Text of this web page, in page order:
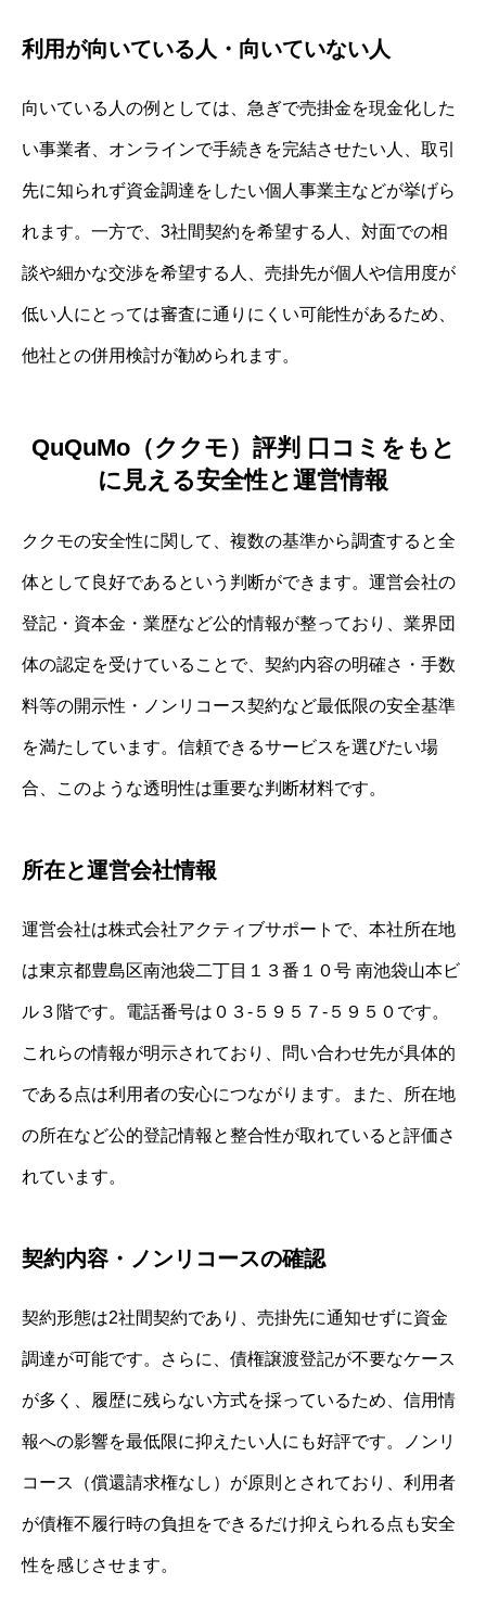
利用が向いている人・向いていない人
向いている人の例としては、急ぎで売掛金を現金化した
い事業者、オンラインで手続きを完結させたい人、取引
先に知られず資金調達をしたい個人事業主などが挙げら
れます。一方で、3社間契約を希望する人、対面での相
談や細かな交渉を希望する人、売掛先が個人や信用度が
低い人にとっては審査に通りにくい可能性があるため、
他社との併用検討が勧められます。
QuQuMo（ククモ）評判 口コミをもと
に見える安全性と運営情報
ククモの安全性に関して、複数の基準から調査すると全
体として良好であるという判断ができます。運営会社の
登記・資本金・業歴など公的情報が整っており、業界団
体の認定を受けていることで、契約内容の明確さ・手数
料等の開示性・ノンリコース契約など最低限の安全基準
を満たしています。信頼できるサービスを選びたい場
合、このような透明性は重要な判断材料です。
所在と運営会社情報
運営会社は株式会社アクティブサポートで、本社所在地
は東京都豊島区南池袋二丁目１３番１０号 南池袋山本ビ
ル３階です。電話番号は０３‐５９５７‐５９５０です。
これらの情報が明示されており、問い合わせ先が具体的
である点は利用者の安心につながります。また、所在地
の所在など公的登記情報と整合性が取れていると評価さ
れています。
契約内容・ノンリコースの確認
契約形態は2社間契約であり、売掛先に通知せずに資金
調達が可能です。さらに、債権譲渡登記が不要なケース
が多く、履歴に残らない方式を採っているため、信用情
報への影響を最低限に抑えたい人にも好評です。ノンリ
コース（償還請求権なし）が原則とされており、利用者
が債権不履行時の負担をできるだけ抑えられる点も安全
性を感じさせます。